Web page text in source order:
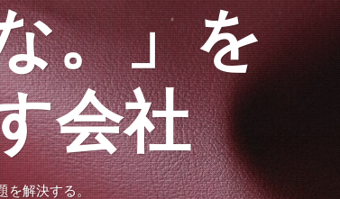
。」を
会社
を解決する。
。」を
会社
を解決する。
。」を
会社
を解決する。
。」を
会社
を解決する。